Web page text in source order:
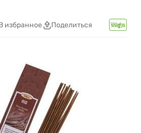
избранное Поделиться